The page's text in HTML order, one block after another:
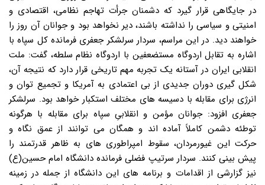
در جایگاهی قرار گیرد که دشمنان جرأت تهاجم نظامی، اقتصادی و
امنیتی و سیاسی را نداشته باشند، دیر نخواهد بود و جوانان آن روز را
خواهند دید. در این مراسم، سردار سرلشکر جعفری فرمانده کل سپاه با
اشاره به تقابل اردوگاه مستضعفین با اردوگاه نظام سلطه، گفت: ملت
انقلابی ایران در آستانه یک تجربه مهم تاریخی قرار دارد که نتیجه آن،
شکل گیری دوران جدیدی از بی اعتمادی به آمریکا و تجمیع توان و
انرژی برای مقابله با دسیسه های مختلف استکبار خواهد بود. سرلشکر
جعفری افزود: جوانان مؤمن و انقلابیِ سپاه برای مقابله با هرگونه
توطئه دشمن کاملاً آماده اند و همگان می توانند از عمق نگاه و
حرکت این غیورمردان، سقوط امپراطوری های به ظاهر قدرتمند را
پیش بینی کنند. سردار سرتیپ فضلی فرمانده دانشگاه امام حسین(ع)
نیز گزارشی از اقدامات و برنامه های این دانشگاه از جمله در زمینه